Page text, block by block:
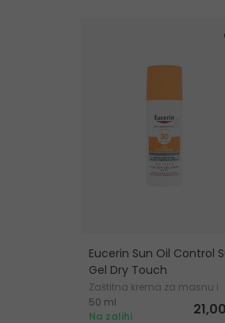
Eucerin Sun Oil Control
Gel Dry Touch
Zaštitna krema za masnu i
kožu sklonu aknama
50 ml
Na zalihi